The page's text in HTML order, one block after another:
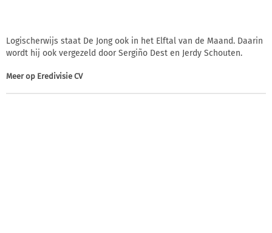
Logischerwijs staat De Jong ook in het Elftal van de Maand. Daarin
wordt hij ook vergezeld door Sergiño Dest en Jerdy Schouten.
Meer op Eredivisie CV